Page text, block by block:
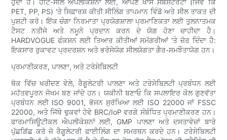
PET, PP, PS) 'ਤੇ ਸਿਫ਼ਾਰਸ਼ ਕੀਤੀ ਸੀਲਿੰਗ ਤਾਪਮਾਨ ਵਿੰਡੋ ਅਤੇ ਸੀਲ ਤਾਕਤ ਦੀ
ਪੁਸ਼ਟੀ ਕਰੋ। ਇੱਕ ਚੰਗਾ ਨਿਰਮਾਤਾ ਪ੍ਰਯੋਗਸ਼ਾਲਾ ਪ੍ਰਮਾਣਿਕਤਾ ਲਈ ਤੁਲਨਾਤਮਕ
ਟੈਸਟ ਨਤੀਜੇ ਅਤੇ ਨਮੂਨੇ ਪ੍ਰਦਾਨ ਕਰਨ ਦੇ ਯੋਗ ਹੋਣਾ ਚਾਹੀਦਾ ਹੈ।
HARDVOGUE ਫੰਕਸ਼ਨ ਲਈ ਤਿਆਰ ਕੀਤੀਆਂ ਸਮੱਗਰੀਆਂ 'ਤੇ ਜ਼ੋਰ ਦਿੰਦਾ ਹੈ:
ਇਕਸਾਰ ਰੁਕਾਵਟ ਪ੍ਰਦਰਸ਼ਨ ਅਤੇ ਭਰੋਸੇਯੋਗ ਸੀਲਯੋਗਤਾ ਗੈਰ-ਸਮਝੌਤਾਯੋਗ ਹਨ।
ਪ੍ਰਮਾਣੀਕਰਣ, ਪਾਲਣਾ, ਅਤੇ ਟਰੇਸੇਬਿਲਟੀ
ਥੋਕ ਵਿੱਚ ਖਰੀਦਣ ਵੇਲੇ, ਰੈਗੂਲੇਟਰੀ ਪਾਲਣਾ ਅਤੇ ਟਰੇਸੇਬਿਲਟੀ ਪ੍ਰਬੰਧਨ ਲਈ
ਮਹੱਤਵਪੂਰਨ ਜੋਖਮ ਬਣ ਜਾਂਦੇ ਹਨ। ਯਕੀਨੀ ਬਣਾਓ ਕਿ ਸਪਲਾਇਰ ਕੋਲ ਗੁਣਵੱਤਾ
ਪ੍ਰਬੰਧਨ ਲਈ ISO 9001, ਭੋਜਨ ਸੁਰੱਖਿਆ ਲਈ ISO 22000 ਜਾਂ FSSC
22000, ਅਤੇ ਜਿੱਥੇ ਢੁਕਵਾਂ ਹੋਵੇ BRC/IoP ਵਰਗੇ ਸੰਬੰਧਿਤ ਪ੍ਰਮਾਣੀਕਰਣ ਹਨ।
ਫਾਰਮਾਸਿਊਟੀਕਲ ਐਪਲੀਕੇਸ਼ਨਾਂ ਲਈ, GMP ਪਾਲਣਾ ਅਤੇ ਦਸਤਾਵੇਜ਼ਾਂ ਬਾਰੇ
ਪੁੱਛਗਿੱਛ ਕਰੋ ਜੋ ਰੈਗੂਲੇਟਰੀ ਫਾਈਲਿੰਗ ਦਾ ਸਮਰਥਨ ਕਰਦੇ ਹਨ। ਟਰੇਸੇਬਿਲਟੀ